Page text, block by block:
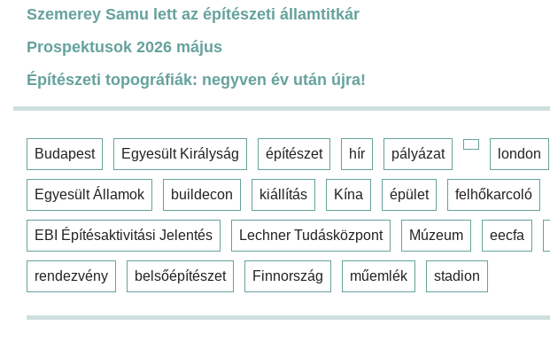
Szemerey Samu lett az építészeti államtitkár
Prospektusok 2026 május
Építészeti topográfiák: negyven év után újra!
Budapest Egyesült Királyság építészet hír pályázat london
Egyesült Államok buildecon kiállítás Kína épület felhőkarcoló
EBI Építésaktivitási Jelentés Lechner Tudásközpont Múzeum eecfa
rendezvény belsőépítészet Finnország műemlék stadion